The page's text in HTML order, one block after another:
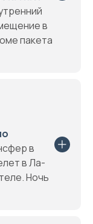
в
пакета
в
в Ла-
Ночь